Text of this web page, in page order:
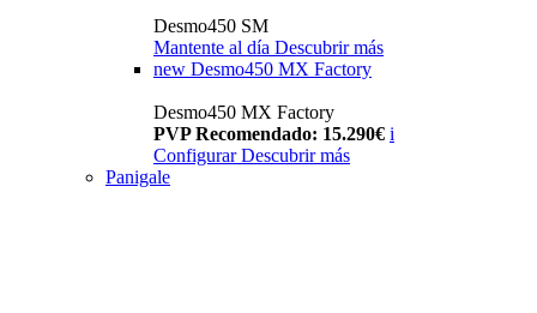
Desmo450 SM
Mantente al día Descubrir más
new Desmo450 MX Factory
Desmo450 MX Factory
PVP Recomendado: 15.290€ i
Configurar Descubrir más
Panigale